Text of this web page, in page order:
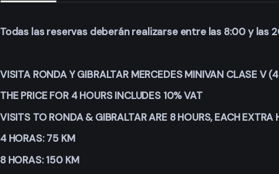
Todas las reservas deberán realizarse entre las 8:00 y
VISITA RONDA Y GIBRALTAR MERCEDES MINIVAN CLASE V
THE PRICE FOR 4 HOURS INCLUDES 10% VAT
VISITS TO RONDA & GIBRALTAR ARE 8 HOURS, EACH
4 HORAS: 75 KM
8 HORAS: 150 KM